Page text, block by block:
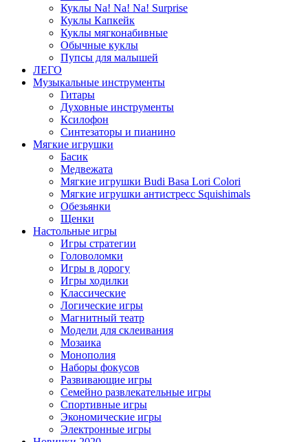
Куклы Na! Na! Na! Surprise
Куклы Капкейк
Куклы мягконабивные
Обычные куклы
Пупсы для малышей
ЛЕГО
Музыкальные инструменты
Гитары
Духовные инструменты
Ксилофон
Синтезаторы и пианино
Мягкие игрушки
Басик
Медвежата
Мягкие игрушки Budi Basa Lori Colori
Мягкие игрушки антистресс Squishimals
Обезьянки
Щенки
Настольные игры
Игры стратегии
Головоломки
Игры в дорогу
Игры ходилки
Классические
Логические игры
Магнитный театр
Модели для склеивания
Мозаика
Монополия
Наборы фокусов
Развивающие игры
Семейно развлекательные игры
Спортивные игры
Экономические игры
Электронные игры